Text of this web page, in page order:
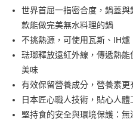
匯豐（台灣）商業銀行
聯邦商業銀行
元大商業銀行
玉山商業銀行
台灣樂天信用卡公司
國泰世華商業銀行
匯豐（台灣）商業銀行
聯邦商業銀行
元大商業銀行
玉山商業銀行
台新國際商業銀行
Apple Pay
街口支付
Google Pay
ATM付款
運送方式
世界首屈一指密合度，鍋蓋
款能做完美無水料理的鍋
不挑熱源，可使用瓦斯、IH
琺瑯釋放遠紅外線，傳遞熱
美味
有效保留營養成分，營養素更
日本匠心職人技術，貼心人
堅持食的安全與環境保護：無